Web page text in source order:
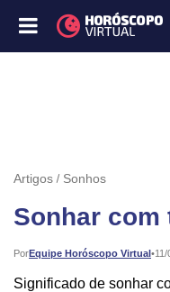
Artigos Sonhos
Sonhar com
PorEquipe Horóscopo Virtual•
Publicado:
Significado de sonhar